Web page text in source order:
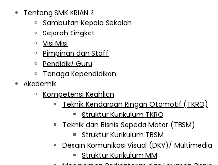
Tentang SMK KRIAN 2
Sambutan Kepala Sekolah
Sejarah Singkat
Visi Misi
Pimpinan dan Staff
Pendidik/ Guru
Tenaga Kependidikan
Akademik
Kompetensi Keahlian
Teknik Kendaraan Ringan Otomotif (TKRO)
Struktur Kurikulum TKRO
Teknik dan Bisnis Sepeda Motor (TBSM)
Struktur Kurikulum TBSM
Desain Komunikasi Visual (DKV)/ Multimedia
Struktur Kurikulum MM